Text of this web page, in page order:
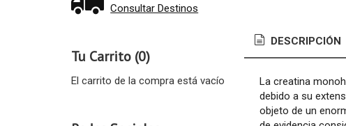
Consultar Destinos
Tu Carrito (0)
El carrito de la compra está vacío
DESCRIPCIÓN
La creatina
debido a su
objeto de un